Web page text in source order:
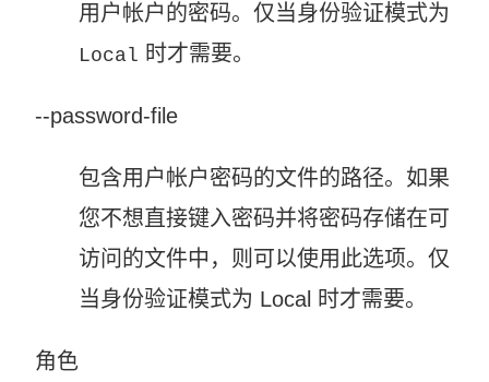
用户帐户的密码。仅当身份验证模式为
Local 时才需要。
--password-file
包含用户帐户密码的文件的路径。如果
您不想直接键入密码并将密码存储在可
访问的文件中，则可以使用此选项。仅
当身份验证模式为 Local 时才需要。
角色